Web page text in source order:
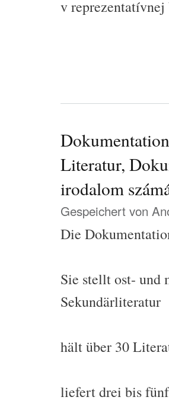
v
Literatur,
irodalom
Gespeichert von
Die
Sie stellt ost- und
Sekundärliteratur
hält über 30
liefert drei bis